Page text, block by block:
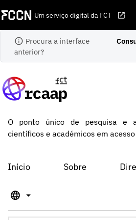
Um serviço digital da FCT open_in_new
info Procura a interface
anterior?
VuFind
O ponto único de pesquisa e
científicos e académicos em
Início Sobre
language arrow_drop_down